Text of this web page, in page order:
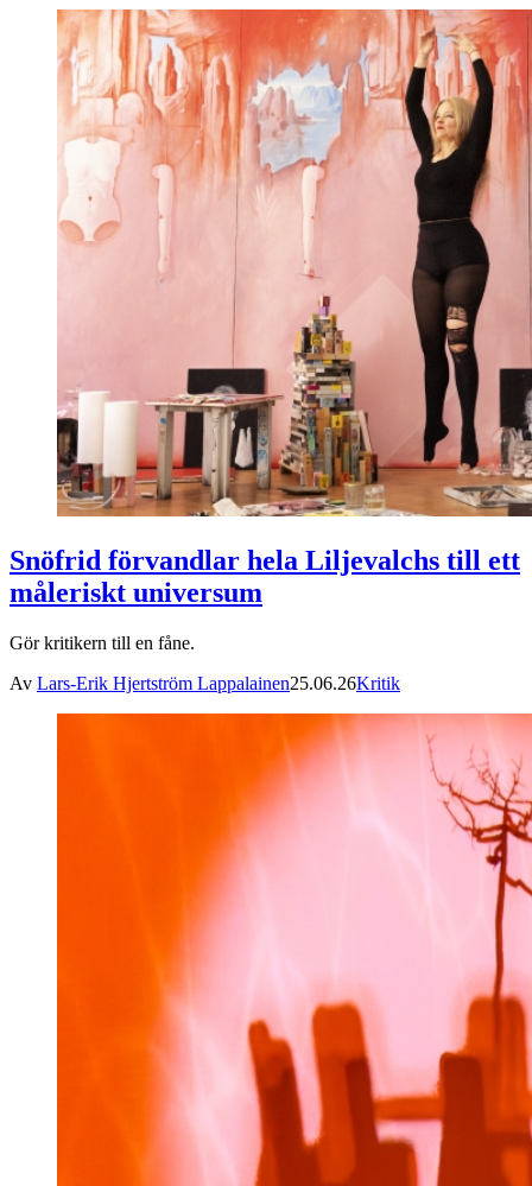
Snöfrid förvandlar hela Liljevalchs till ett
måleriskt universum
Gör kritikern till en fåne.
Av Lars-Erik Hjertström Lappalainen25.06.26Kritik